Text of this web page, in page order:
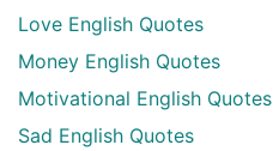
Love English Quotes
Money English Quotes
Motivational English Quotes
Sad English Quotes